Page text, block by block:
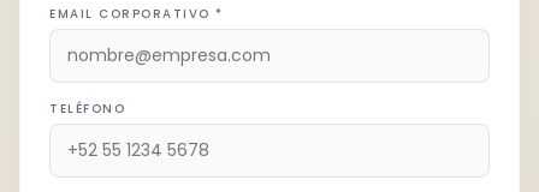
EMAIL CORPORATIVO *
TELÉFONO